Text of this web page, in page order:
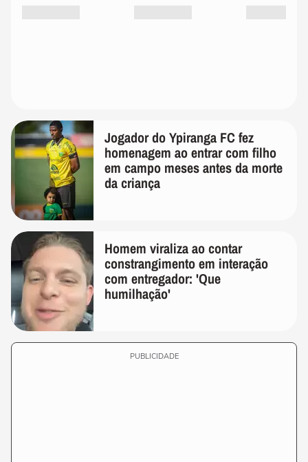
Jogador do Ypiranga FC fez
homenagem ao entrar com filho
em campo meses antes da morte
da criança
Homem viraliza ao contar
constrangimento em interação
com entregador: 'Que
humilhação'
PUBLICIDADE